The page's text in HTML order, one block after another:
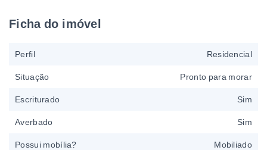
Ficha do imóvel
Perfil Residencial
Situação Pronto para morar
Escriturado Sim
Averbado Sim
Possui mobília? Mobiliado